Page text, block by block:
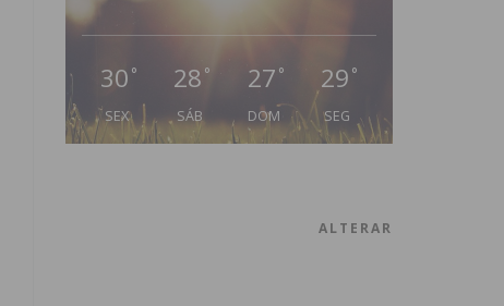
30 °
SEX
28 °
SÁB
27 °
DOM
29 °
SEG
ALTERAR